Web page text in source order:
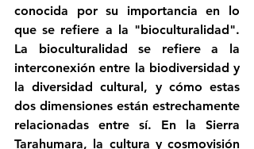
conocida por su importancia en lo
que se refiere a la "bioculturalidad".
La bioculturalidad se refiere a la
interconexión entre la biodiversidad y
la diversidad cultural, y cómo estas
dos dimensiones están estrechamente
relacionadas entre sí. En la Sierra
Tarahumara, la cultura y cosmovisión